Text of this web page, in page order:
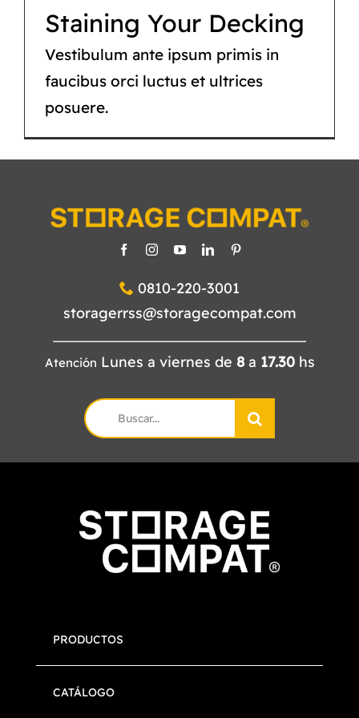
TIENDA
Staining Your Decking
Vestibulum ante ipsum primis in
faucibus orci luctus et ultrices
posuere.
0810-220-3001
storagerrss@storagecompat.com
Atención Lunes a viernes de 8a 17.30hs
Search
for:
PRODUCTOS
CATÁLOGO